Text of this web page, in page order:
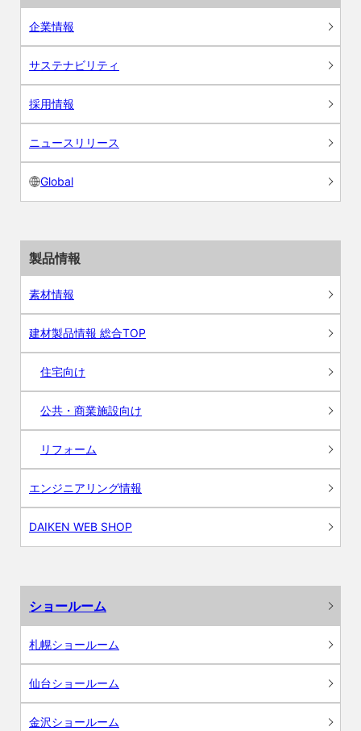
企業情報
サステナビリティ
採用情報
ニュースリリース
Global
製品情報
素材情報
建材製品情報 総合TOP
住宅向け
公共・商業施設向け
リフォーム
エンジニアリング情報
DAIKEN WEB SHOP
ショールーム
札幌ショールーム
仙台ショールーム
金沢ショールーム